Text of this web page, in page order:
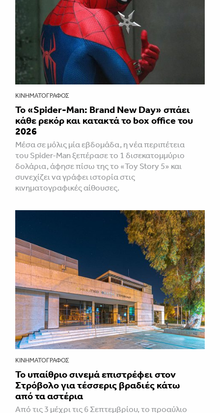
ΚΙΝΗΜΑΤΟΓΡΆΦΟΣ
Το «Spider-Man: Brand New Day» σπάει
κάθε ρεκόρ και κατακτά το box office του
2026
Μέσα σε μόλις μία εβδομάδα, η νέα περιπέτεια
του Spider-Man ξεπέρασε το 1 δισεκατομμύριο
δολάρια, άφησε πίσω της το «Toy Story 5» και
συνεχίζει να γράφει ιστορία στις
κινηματογραφικές αίθουσες.
ΚΙΝΗΜΑΤΟΓΡΆΦΟΣ
Το υπαίθριο σινεμά επιστρέφει στον
Στρόβολο για τέσσερις βραδιές κάτω
από τα αστέρια
Από τις 3 μέχρι τις 6 Σεπτεμβρίου, το προαύλιο